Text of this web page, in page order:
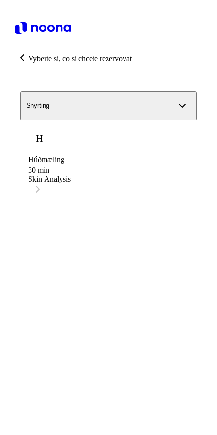
Vyberte si, co si chcete rezervovat
Snyrting
H
Húðmæling
30 min
Skin Analysis